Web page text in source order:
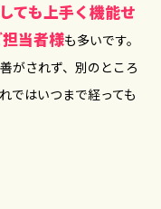
ても上手く機能せ
当者様も多いです。
がされず、別のところ
ではいつまで経っても